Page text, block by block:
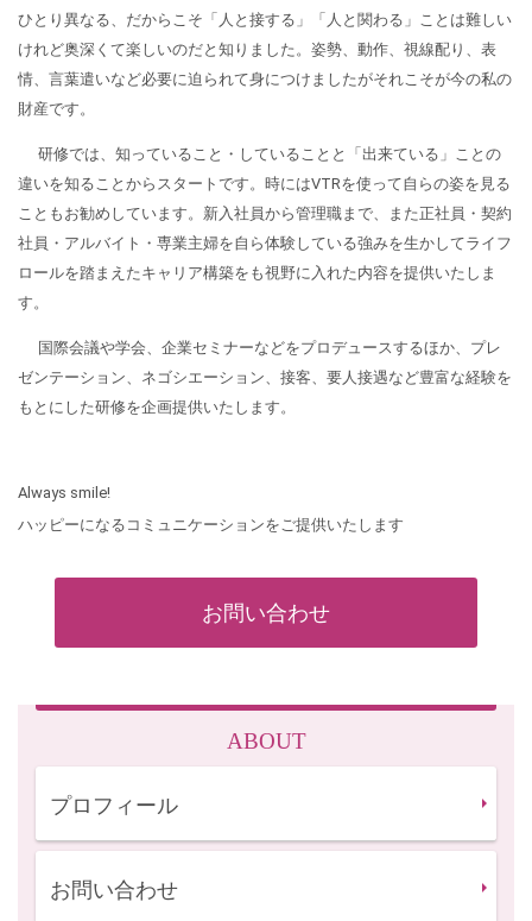
2022.09.04
【大学OG会】11月開催予定の桜楓会中央支部 新入会員歓迎
会で、ビジネスマナーミニセミナーのご依頼がありました。
「他では聞けないビジネスマナー?！」（仮題）と題して名刺
にも聞けないと思っていることなどにもお答えしようと思っ
ております。
2022.07.20
『夏季休業のお知らせ』2022年7月29日金曜日から8月11日
ら通常営業いたします。ご不便おかけいたしますが、何卒よ
ろしくお願い申し上げます。
『GW休業のお知らせ』2022年4月29日（祝）から5月9日
りますようお願い申し上げます。
【Webでコラム】第10回 あなたを映す鏡を磨く が公開さ
れています。身だしなみは第一印象を左右しますし、第一印
象はその後もずっと続く、いわゆる「その人」そのもので
の会員登録をしてご覧ください。
開されています。男女雇用機会均等法が施行されたのは
1986（昭和61）年ですから、すでに30年以上経ちました。ゆ
わらなけれならないのは、法律ではなく「意識」ですね。ジ
ひとり異なる、だからこそ「人と接する」「人と関わる」ことは難しい
けれど奥深くて楽しいのだと知りました。姿勢、動作、視線配り、表
情、言葉遣いなど必要に迫られて身につけましたがそれこそが今の私の
財産です。
研修では、知っていること・していることと「出来ている」ことの
違いを知ることからスタートです。時にはVTRを使って自らの姿を見る
こともお勧めしています。新入社員から管理職まで、また正社員・契約
社員・アルバイト・専業主婦を自ら体験している強みを生かしてライフ
ロールを踏まえたキャリア構築をも視野に入れた内容を提供いたしま
す。
国際会議や学会、企業セミナーなどをプロデュースするほか、プレ
ゼンテーション、ネゴシエーション、接客、要人接遇など豊富な経験を
もとにした研修を企画提供いたします。
Always smile!
ハッピーになるコミュニケーションをご提供いたします
お問い合わせ
ABOUT
プロフィール
お問い合わせ